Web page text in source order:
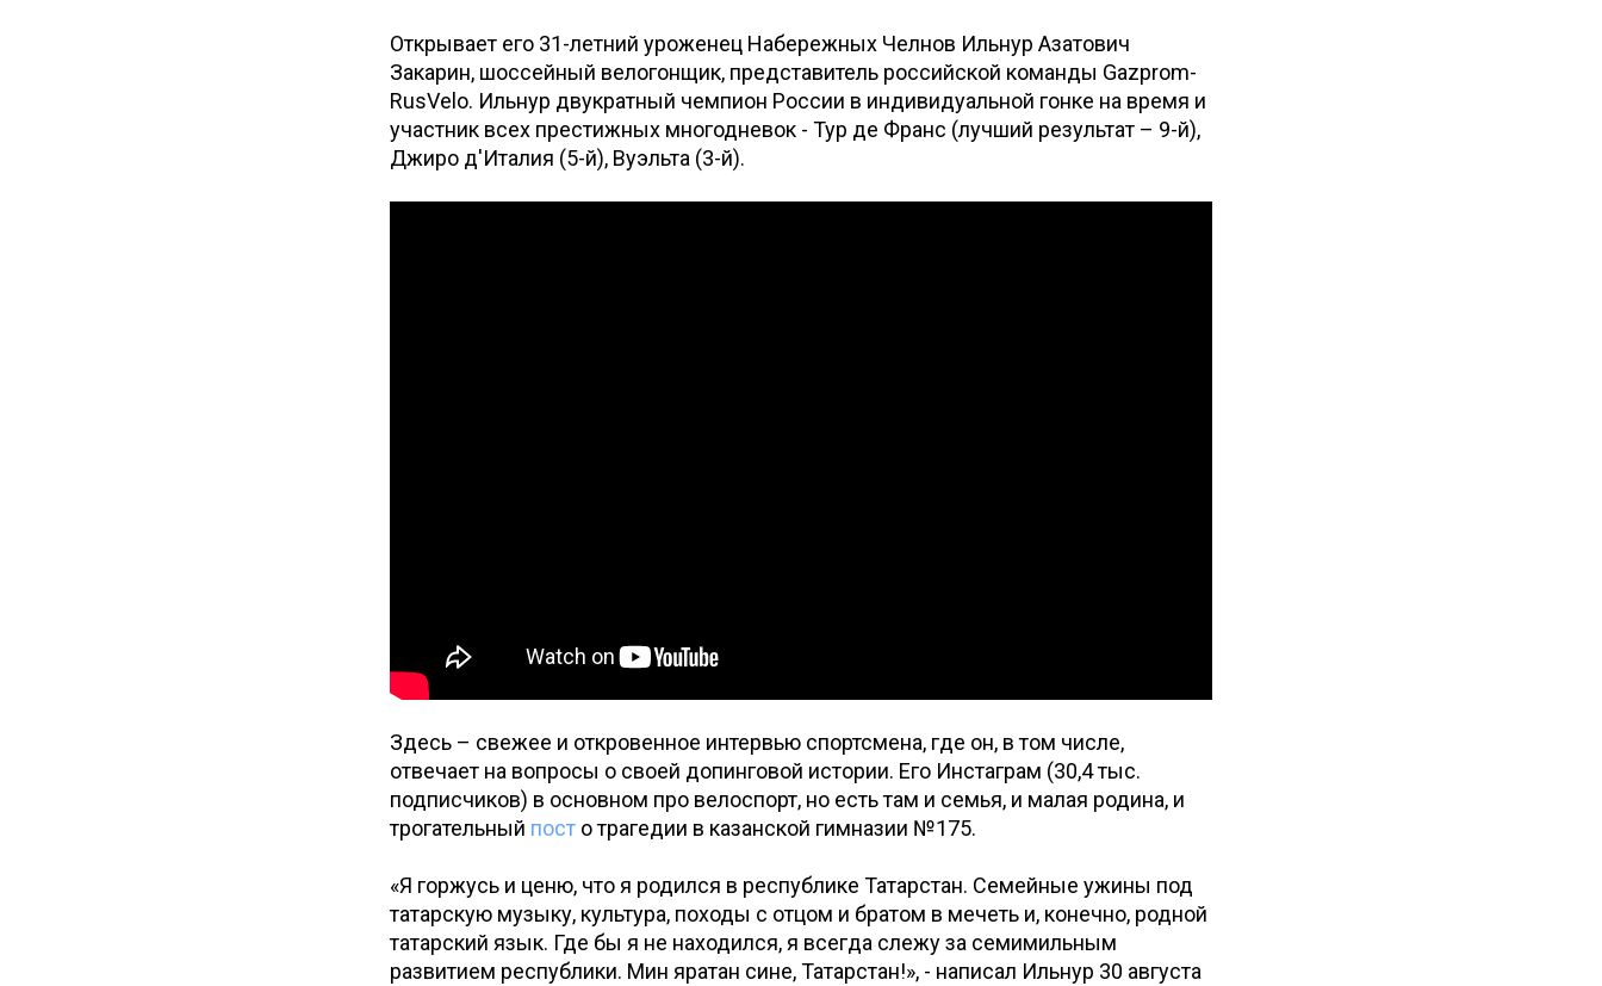
Открывает его 31-летний уроженец Набережных Челнов Ильнур Азатович
Закарин, шоссейный велогонщик, представитель российской команды Gazprom-
RusVelo. Ильнур двукратный чемпион России в индивидуальной гонке на время и
участник всех престижных многодневок - Тур де Франс (лучший результат – 9-й),
Джиро д'Италия (5-й), Вуэльта (3-й).
Здесь – свежее и откровенное интервью спортсмена, где он, в том числе,
отвечает на вопросы о своей допинговой истории. Его Инстаграм (30,4 тыс.
подписчиков) в основном про велоспорт, но есть там и семья, и малая родина, и
трогательный пост о трагедии в казанской гимназии №175.
«Я горжусь и ценю, что я родился в республике Татарстан. Семейные ужины под
татарскую музыку, культура, походы с отцом и братом в мечеть и, конечно, родной
татарский язык. Где бы я не находился, я всегда слежу за семимильным
развитием республики. Мин яратан сине, Татарстан!», - написал Ильнур 30 августа